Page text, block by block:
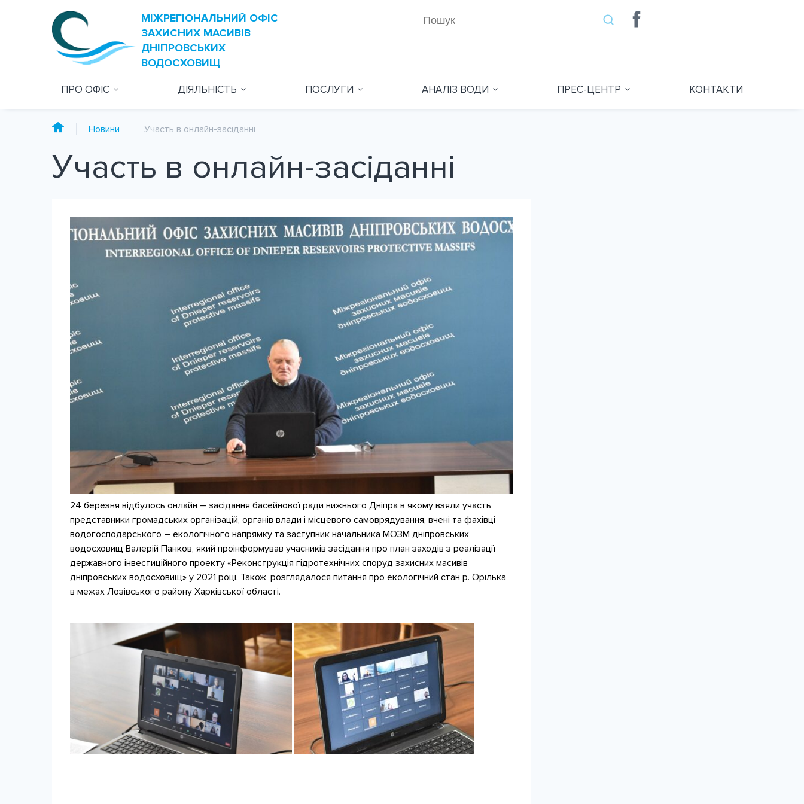
ПРО ОФІС ДІЯЛЬНІСТЬ ПОСЛУГИ АНАЛІЗ ВОДИ ПРЕС-ЦЕНТР КОНТАКТИ
Новини Участь в онлайн-засіданні
Участь в онлайн-засіданні
24 березня відбулось онлайн – засідання басейнової ради нижнього Дніпра в якому взяли участь
представники громадських організацій, органів влади і місцевого самоврядування, вчені та фахівці
водогосподарського – екологічного напрямку та заступник начальника МОЗМ дніпровських
водосховищ Валерій Панков, який проінформував учасників засідання про план заходів з реалізації
державного інвестиційного проекту «Реконструкція гідротехнічних споруд захисних масивів
дніпровських водосховищ» у 2021 році. Також, розглядалося питання про екологічний стан р. Орілька
в межах Лозівського району Харківської області.